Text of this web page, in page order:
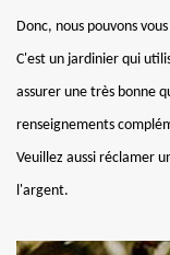
Donc, nous pouvons
C'est un jardinier qui
assurer une très bonne
renseignements
Veuillez aussi réclamer
l'argent.